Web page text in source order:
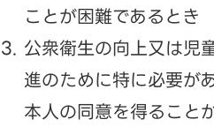
ことが困難であるとき
公衆衛生の向上又は児
進のために特に必要が
本人の同意を得ること